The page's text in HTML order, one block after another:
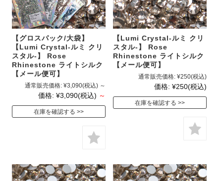
【グロスパック/大袋】
【Lumi Crystal-ルミ クリ
スタル-】 Rose
Rhinestone ライトシルク
【メール便可】
通常販売価格: ¥3,090(税込) ～
価格: ¥3,090(税込) ～
在庫を確認する
【Lumi Crystal-ルミ クリ
スタル-】 Rose
Rhinestone ライトシルク
【メール便可】
通常販売価格: ¥250(税込)
価格: ¥250(税込)
在庫を確認する